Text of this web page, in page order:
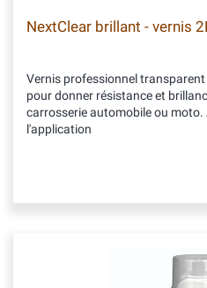
NextClear brillant - vernis
Vernis professionnel
pour donner résistance et
carrosserie automobile ou moto.
l'application